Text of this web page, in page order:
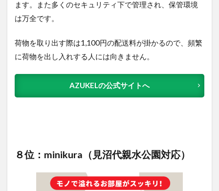
ます。また多くのセキュリティ下で管理され、保管環境
は万全です。
荷物を取り出す際は1,100円の配送料が掛かるので、頻繁
に荷物を出し入れする人には向きません。
AZUKELの公式サイトへ
８位：minikura（見沼代親水公園対応）